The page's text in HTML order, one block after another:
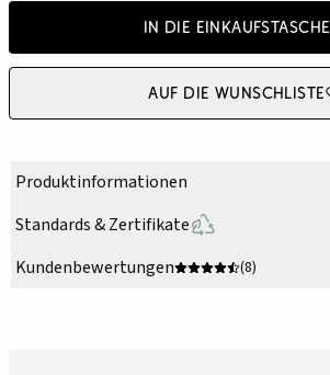
In die Einkaufstasche
Auf die Wunschliste
Produktinformationen
Standards & Zertifikate
Kundenbewertungen
(8)